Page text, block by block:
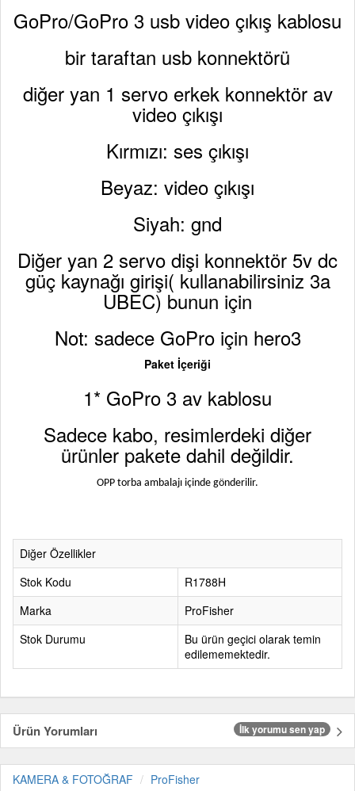
GoPro/GoPro 3 usb video çıkış kablosu
bir taraftan usb konnektörü
diğer yan 1 servo erkek konnektör av
video çıkışı
Kırmızı: ses çıkışı
Beyaz: video çıkışı
Siyah: gnd
Diğer yan 2 servo dişi konnektör 5v dc
güç kaynağı girişi( kullanabilirsiniz 3a
UBEC) bunun için
Not: sadece GoPro için hero3
Paket İçeriği
1* GoPro 3 av kablosu
Sadece kabo, resimlerdeki diğer
ürünler pakete dahil değildir.
OPP torba ambalajı içinde gönderilir.
Diğer Özellikler
Stok Kodu
R1788H
Marka
ProFisher
Stok Durumu
Bu ürün geçici olarak temin
edilememektedir.
Ürün Yorumları İlk yorumu sen yap
KAMERA & FOTOĞRAF ProFisher